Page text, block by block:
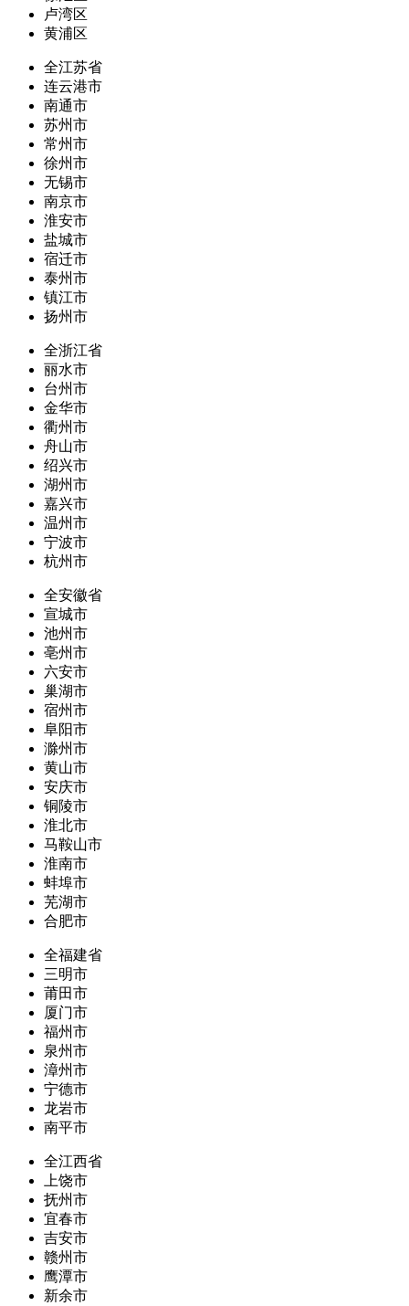
卢湾区
黄浦区
全江苏省
连云港市
南通市
苏州市
常州市
徐州市
无锡市
南京市
淮安市
盐城市
宿迁市
泰州市
镇江市
扬州市
全浙江省
丽水市
台州市
金华市
衢州市
舟山市
绍兴市
湖州市
嘉兴市
温州市
宁波市
杭州市
全安徽省
宣城市
池州市
亳州市
六安市
巢湖市
宿州市
阜阳市
滁州市
黄山市
安庆市
铜陵市
淮北市
马鞍山市
淮南市
蚌埠市
芜湖市
合肥市
全福建省
三明市
莆田市
厦门市
福州市
泉州市
漳州市
宁德市
龙岩市
南平市
全江西省
上饶市
抚州市
宜春市
吉安市
赣州市
鹰潭市
新余市